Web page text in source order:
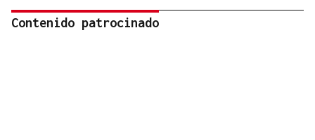
Contenido patrocinado